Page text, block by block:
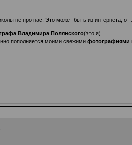
не про нас. Это может быть из интернета, от
Владимира Полянского(это я).
пополняется моими свежими фотографиями